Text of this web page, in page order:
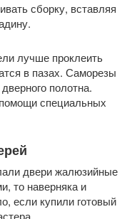
сборку, вставляя
лучше проклеить
в пазах. Саморезы
полотна.
специальных
двери жалюзийные
то наверняка и
если купили готовый